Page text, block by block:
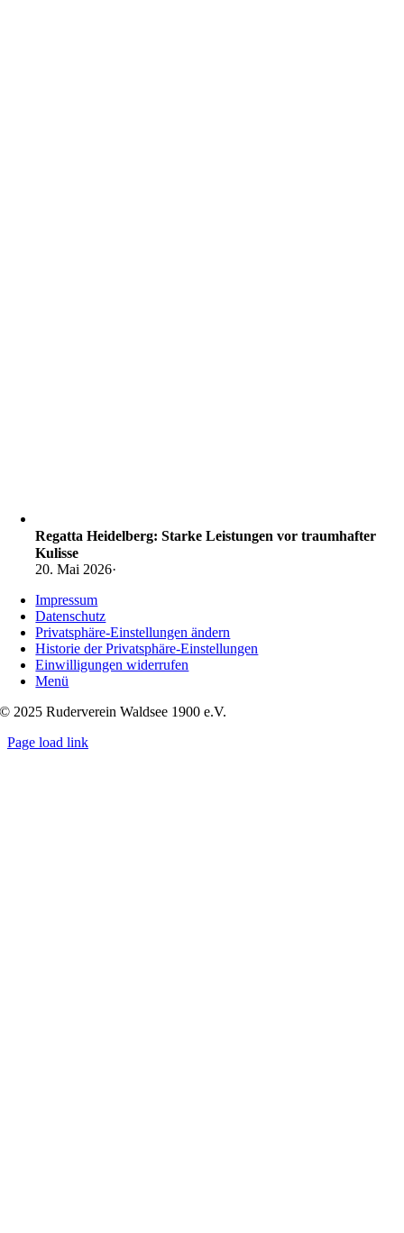
Regatta Heidelberg: Starke Leistungen vor traumhafter
Kulisse
20. Mai 2026·
Impressum
Datenschutz
Privatsphäre-Einstellungen ändern
Historie der Privatsphäre-Einstellungen
Einwilligungen widerrufen
Menü
© 2025 Ruderverein Waldsee 1900 e.V.
Page load link